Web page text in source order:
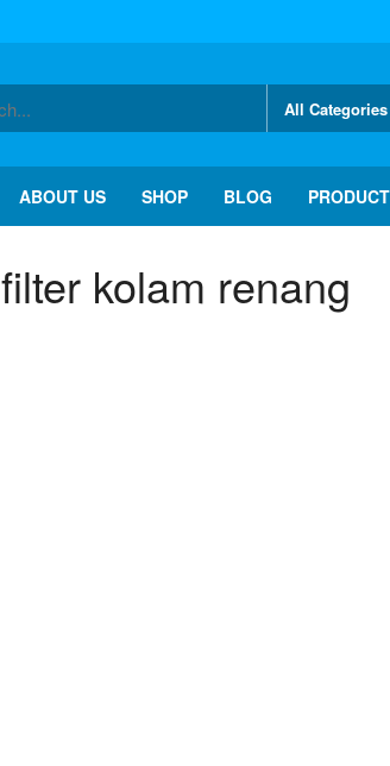
ABOUT US SHOP BLOG PRODUCT
kolam renang